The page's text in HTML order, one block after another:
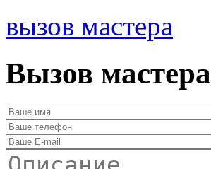
вызов мастера
Вызов мастера